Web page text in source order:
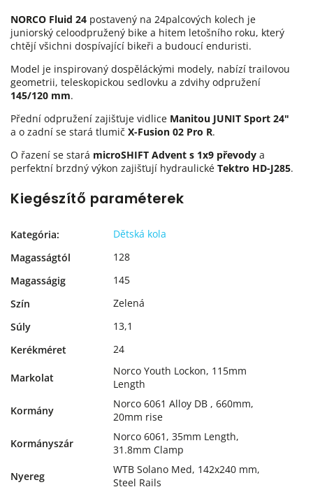
NORCO Fluid 24 postavený na 24palcových kolech je
juniorský celoodpružený bike a hitem letošního roku, který
chtějí všichni dospívající bikeři a budoucí enduristi.
Model je inspirovaný dospěláckými modely, nabízí trailovou
geometrii, teleskopickou sedlovku a zdvihy odpružení
145/120 mm.
Přední odpružení zajišťuje vidlice Manitou JUNIT Sport 24"
a o zadní se stará tlumič X-Fusion 02 Pro R.
O řazení se stará microSHIFT Advent s 1x9 převody a
perfektní brzdný výkon zajišťují hydraulické Tektro HD-J285.
Kiegészítő paraméterek
Kategória:
Dětská kola
Magasságtól
128
Magasságig
145
Szín
Zelená
Súly
13,1
Kerékméret
24
Markolat
Norco Youth Lockon, 115mm
Length
Kormány
Norco 6061 Alloy DB , 660mm,
20mm rise
Kormányszár
Norco 6061, 35mm Length,
31.8mm Clamp
Nyereg
WTB Solano Med, 142x240 mm,
Steel Rails